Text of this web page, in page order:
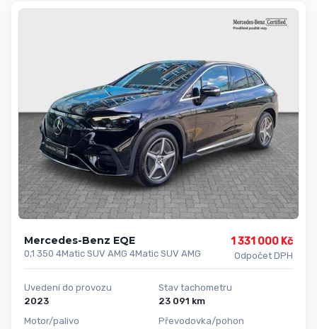
Mercedes-Benz EQE
0,1 350 4Matic SUV AMG 4Matic SUV AMG
1 331 000 Kč
Odpočet DPH
Uvedení do provozu
2023
Motor/palivo
Stav tachometru
23 091 km
Převodovka/pohon